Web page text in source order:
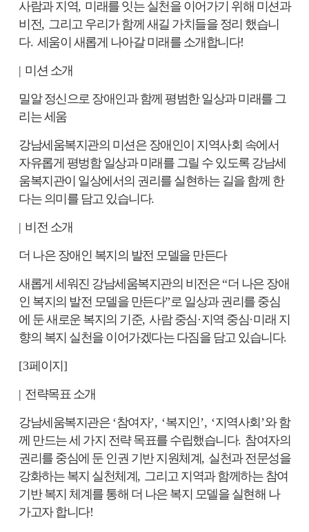
사람과 지역, 미래를 잇는 실천을 이어가기 위해 미션과
비전, 그리고 우리가 함께 새길 가치들을 정리 했습니
다. 세움이 새롭게 나아갈 미래를 소개합니다!
| 미션 소개
밀알 정신으로 장애인과 함께 평범한 일상과 미래를 그
리는 세움
강남세움복지관의 미션은 장애인이 지역사회 속에서
자유롭게 평벙함 일상과 미래를 그릴 수 있도록 강남세
움복지관이 일상에서의 권리를 실현하는 길을 함께 한
다는 의미를 담고 있습니다.
| 비전 소개
더 나은 장애인 복지의 발전 모델을 만든다
새롭게 세워진 강남세움복지관의 비전은 “더 나은 장애
인 복지의 발전 모델을 만든다” 로 일상과 권리를 중심
에 둔 새로운 복지의 기준, 사람 중심·지역 중심·미래 지
향의 복지 실천을 이어가겠다는 다짐을 담고 있습니다.
[3페이지]
| 전략목표 소개
강남세움복지관은 ‘참여자’, ‘복지인’, ‘지역사회’와 함
께 만드는 세 가지 전략 목표를 수립했습니다. 참여자의
권리를 중심에 둔 인권 기반 지원체계, 실천과 전문성을
강화하는 복지 실천체계, 그리고 지역과 함께하는 참여
기반 복지 체계를 통해 더 나은 복지 모델을 실현해 나
가고자 합니다!